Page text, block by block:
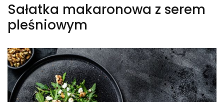
Sałatka makaronowa z serem
pleśniowym